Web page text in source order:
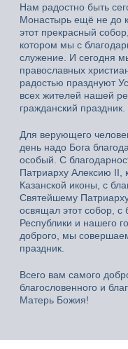
Нам радостно быть
Монастырь ещё не до
этот прекрасный
котором мы с
служение. И сегодня
православных
радостью празднуют
всех жителей нашей
гражданский праздник.
Для верующего
день надо Бога
особый. С
Патриарху Алексию II,
Казанской иконы, с
Святейшему
освящал этот собор, с
Республики и нашего
доброго, мы
праздник.
Всего вам самого
благословенного и
Матерь Божия!